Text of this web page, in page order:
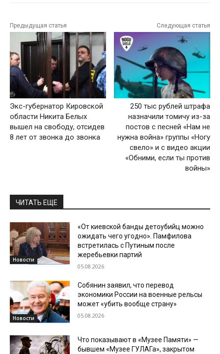
Предыдущая статья
Экс-губернатор Кировской
области Никита Белых
вышел на свободу, отсидев
8 лет от звонка до звонка
Следующая статья
250 тыс рублей штрафа
назначили томичу из-за
постов с песней «Нам не
нужна война» группы «Ногу
свело» и с видео акции
«Обними, если ты против
войны»
ЧИТАТЬ ЕЩЕ
Новости
«От киевской банды детоубийц можно
ожидать чего угодно». Памфилова
встретилась с Путиным после
жеребьевки партий
05.08.2026
Новости
Собянин заявил, что перевод
экономики России на военные рельсы
может «убить вообще страну»
05.08.2026
Что показывают в «Музее Памяти» —
бывшем «Музее ГУЛАГа», закрытом